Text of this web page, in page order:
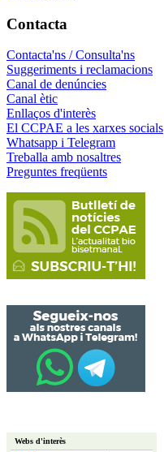
Contacta
Contacta'ns / Consulta'ns
Suggeriments i reclamacions
Canal de denúncies
Canal ètic
Enllaços d'interès
El CCPAE a les xarxes socials
Whatsapp i Telegram
Treballa amb nosaltres
Preguntes freqüents
Webs d'interès